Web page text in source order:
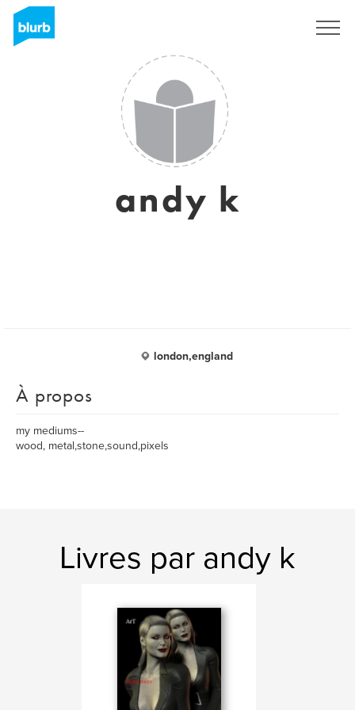
andy k
london,england
À propos
my mediums--
wood, metal,stone,sound,pixels
Livres par andy k